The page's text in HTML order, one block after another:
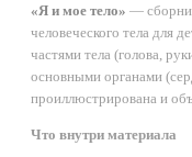
«Я и мое тело» —
человеческого тела для
частями тела (голова,
основными органами
проиллюстрирована и
Что внутри материала